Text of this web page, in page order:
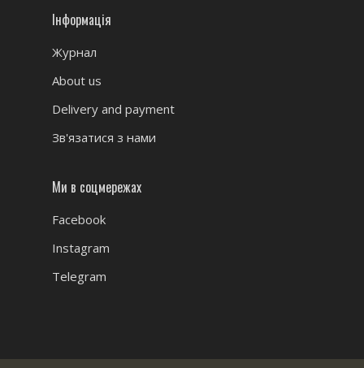
Інформація
Журнал
About us
Delivery and payment
Зв'язатися з нами
Ми в соцмережах
Facebook
Instagram
Telegram